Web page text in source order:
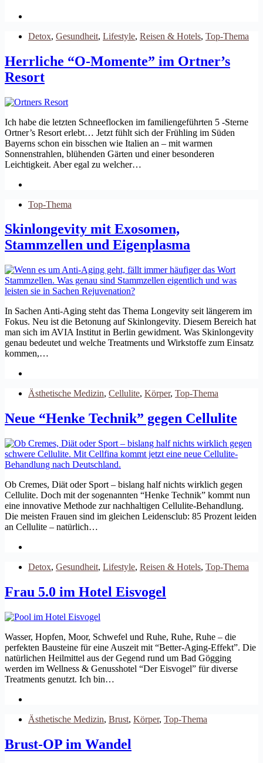
Detox, Gesundheit, Lifestyle, Reisen & Hotels, Top-Thema
Herrliche “O-Momente” im Ortner’s
Resort
Ich habe die letzten Schneeflocken im familiengeführten 5 -Sterne
Ortner’s Resort erlebt… Jetzt fühlt sich der Frühling im Süden
Bayerns schon ein bisschen wie Italien an – mit warmen
Sonnenstrahlen, blühenden Gärten und einer besonderen
Leichtigkeit. Aber egal zu welcher…
Top-Thema
Skinlongevity mit Exosomen,
Stammzellen und Eigenplasma
In Sachen Anti-Aging steht das Thema Longevity seit längerem im
Fokus. Neu ist die Betonung auf Skinlongevity. Diesem Bereich hat
man sich im AVIA Institut in Berlin gewidment. Was Skinlongevity
genau bedeutet und welche Treatments und Wirkstoffe zum Einsatz
kommen,…
Ästhetische Medizin, Cellulite, Körper, Top-Thema
Neue “Henke Technik” gegen Cellulite
Ob Cremes, Diät oder Sport – bislang half nichts wirklich gegen
Cellulite. Doch mit der sogenannten “Henke Technik” kommt nun
eine innovative Methode zur nachhaltigen Cellulite-Behandlung.
Die meisten Frauen sind im gleichen Leidensclub: 85 Prozent leiden
an Cellulite – natürlich…
Detox, Gesundheit, Lifestyle, Reisen & Hotels, Top-Thema
Frau 5.0 im Hotel Eisvogel
Wasser, Hopfen, Moor, Schwefel und Ruhe, Ruhe, Ruhe – die
perfekten Bausteine für eine Auszeit mit “Better-Aging-Effekt”. Die
natürlichen Heilmittel aus der Gegend rund um Bad Gögging
werden im Wellness & Genusshotel “Der Eisvogel” für diverse
Treatments genutzt. Ich bin…
Ästhetische Medizin, Brust, Körper, Top-Thema
Brust-OP im Wandel